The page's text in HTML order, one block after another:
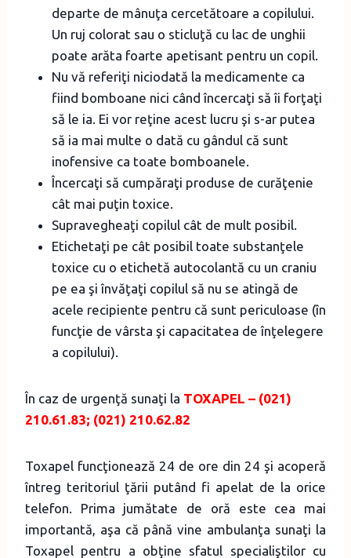
departe de mânuţa cercetătoare a copilului.
Un ruj colorat sau o sticluţă cu lac de unghii
poate arăta foarte apetisant pentru un copil.
Nu vă referiţi niciodată la medicamente ca
fiind bomboane nici când încercaţi să îi forţaţi
să le ia. Ei vor reţine acest lucru şi s-ar putea
să ia mai multe o dată cu gândul că sunt
inofensive ca toate bomboanele.
Încercaţi să cumpăraţi produse de curăţenie
cât mai puţin toxice.
Supravegheaţi copilul cât de mult posibil.
Etichetaţi pe cât posibil toate substanţele
toxice cu o etichetă autocolantă cu un craniu
pe ea şi învăţaţi copilul să nu se atingă de
acele recipiente pentru că sunt periculoase (în
funcţie de vârsta şi capacitatea de înţelegere
a copilului).
În caz de urgenţă sunaţi la TOXAPEL – (021)
210.61.83; (021) 210.62.82
Toxapel funcţionează 24 de ore din 24 şi acoperă
întreg teritoriul ţării putând fi apelat de la orice
telefon. Prima jumătate de oră este cea mai
importantă, aşa că până vine ambulanţa sunaţi la
Toxapel pentru a obţine sfatul specialiştilor cu